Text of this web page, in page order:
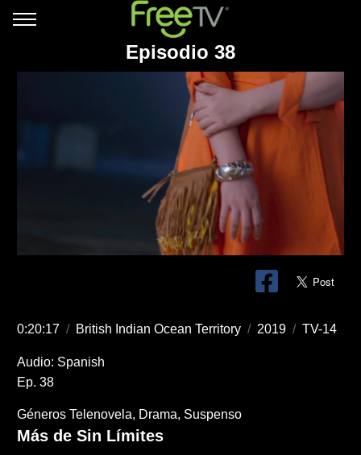
Episodio 38
0:20:17 / British Indian Ocean Territory / 2019 / TV-14
Audio: Spanish
Ep. 38
Géneros Telenovela Drama Suspenso
Más de Sin Límites